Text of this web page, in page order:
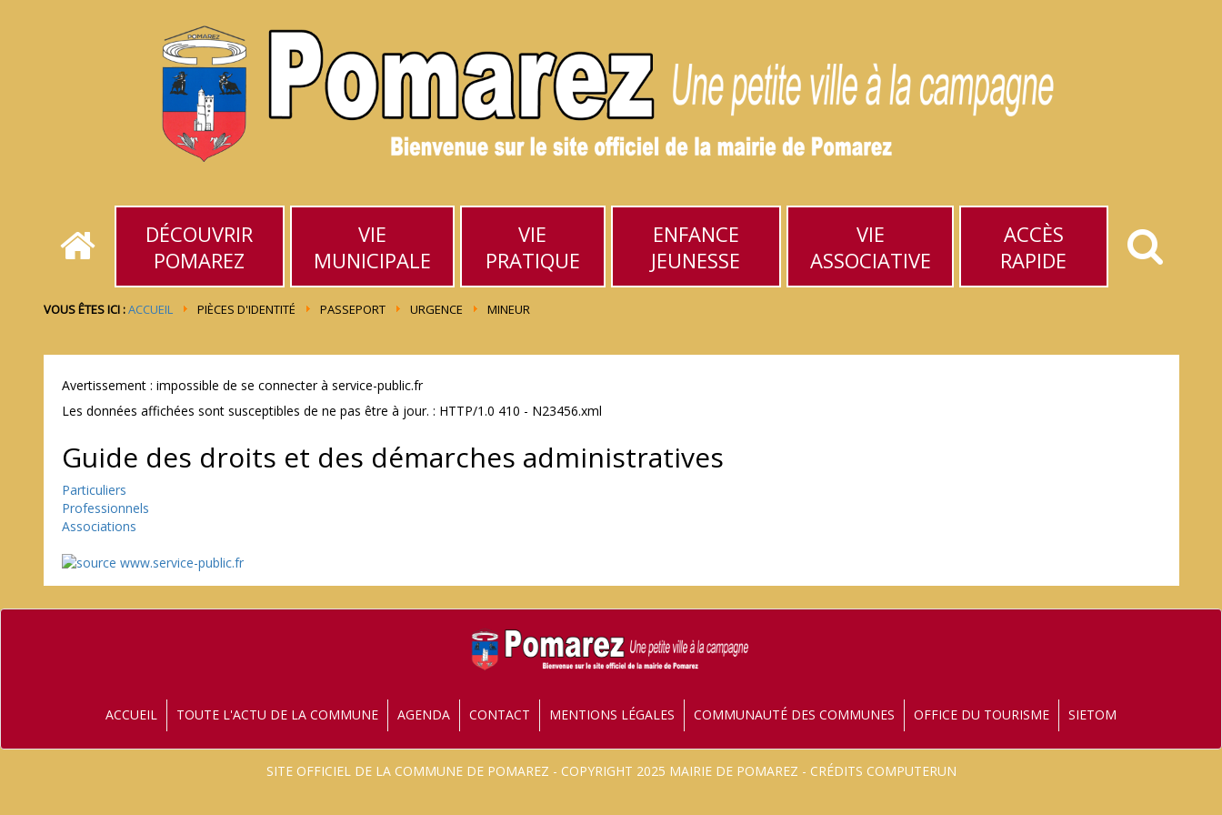
DÉCOUVRIR
POMAREZ
VIE
MUNICIPALE
VIE
PRATIQUE
ENFANCE
JEUNESSE
VIE
ASSOCIATIVE
ACCÈS
RAPIDE
VOUS ÊTES ICI :ACCUEIL PIÈCES D'IDENTITÉ PASSEPORT URGENCE MINEUR
Avertissement : impossible de se connecter à service-public.fr
Les données affichées sont susceptibles de ne pas être à jour. : HTTP/1.0 410 - N23456.xml
Guide des droits et des démarches administratives
Particuliers
Professionnels
Associations
ACCUEIL TOUTE L'ACTU DE LA COMMUNE AGENDA CONTACT MENTIONS LÉGALES COMMUNAUTÉ DES COMMUNES OFFICE DU TOURISME SIETOM
SITE OFFICIEL DE LA COMMUNE DE POMAREZ - COPYRIGHT 2025 MAIRIE DE POMAREZ - CRÉDITS COMPUTERUN